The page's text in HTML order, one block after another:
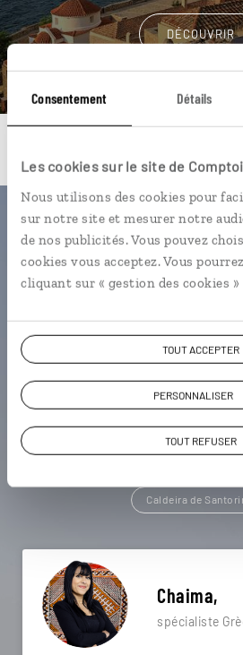
Consentement Détails
Les cookies sur le site de
Nous utilisons des cookies pour
sur notre site et mesurer notre
de nos publicités. Vous pouvez
cookies vous acceptez. Vous
cliquant sur « gestion des cookies »
TOUT ACCEPTER
PERSONNALISER
TOUT REFUSER
DÉCOUVRIR
Une envie
Akrotiri - Santorin
Ano Syros - Syros
Île de Delos
Caldeira de
Chaima,
spécialiste